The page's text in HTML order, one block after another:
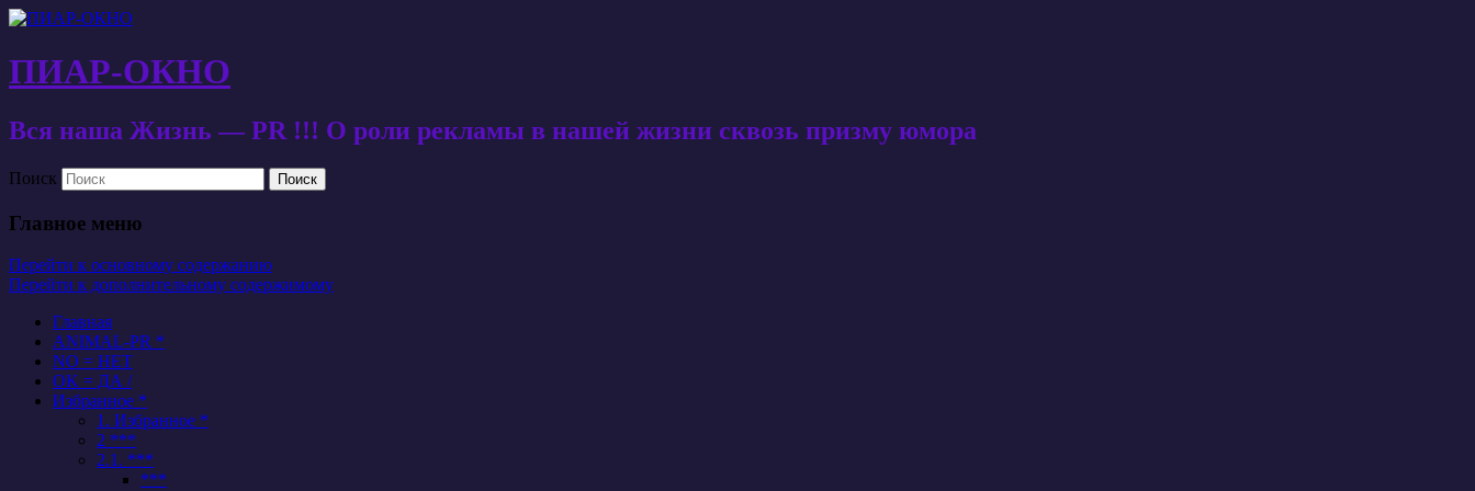
ПИАР-ОКНО
Вся наша Жизнь — PR !!! О роли рекламы в нашей жизни сквозь призму юмора
Поиск
Главное меню
Перейти к основному содержанию
Перейти к дополнительному содержимому
Главная
ANIMAL-PR *
NO = НЕТ
OK = ДА /
Избранное *
1. Избранное *
2 ***
2.1. ***
***